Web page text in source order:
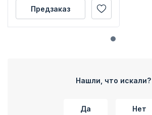
Предзаказ
Нашли, что искали?
Да Нет